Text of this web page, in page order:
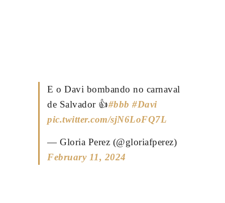
E o Davi bombando no carnaval
de Salvador 👍#bbb #Davi
pic.twitter.com/sjN6LoFQ7L
— Gloria Perez (@gloriafperez)
February 11, 2024